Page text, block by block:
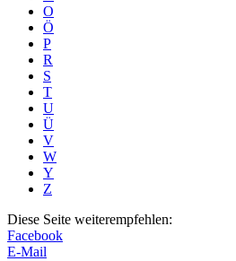
O
Ö
P
R
S
T
U
Ü
V
W
Y
Z
Diese Seite weiterempfehlen:
Facebook
E-Mail